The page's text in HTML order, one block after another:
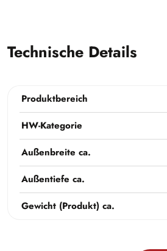
Technische Details
Produktbereich
HW-Kategorie
Außenbreite ca.
Außentiefe ca.
Gewicht (Produkt) ca.